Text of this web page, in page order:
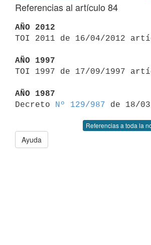
Referencias al artículo 84
AÑO 2012
TOI 2011 de 16/04/2012
AÑO 1997
TOI 1997 de 17/09/1997
AÑO 1987
Decreto
Nº 129/987
Referencias a toda la
Ayuda